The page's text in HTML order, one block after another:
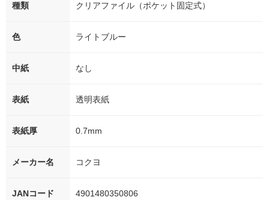
種類 クリアファイル（ポケット固定式）
色 ライトブルー
中紙 なし
表紙 透明表紙
表紙厚 0.7mm
メーカー名 コクヨ
JANコード 4901480350806